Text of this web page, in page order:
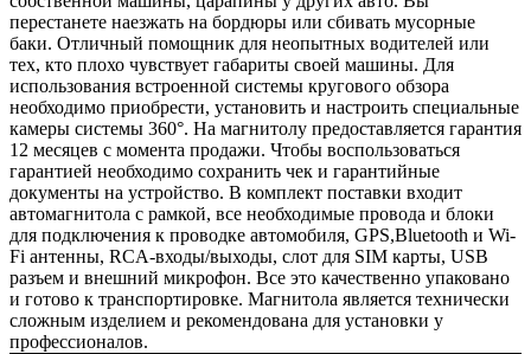
перестанете наезжать на бордюры или сбивать мусорные
баки. Отличный помощник для неопытных водителей или
тех, кто плохо чувствует габариты своей машины. Для
использования встроенной системы кругового обзора
необходимо приобрести, установить и настроить специальные
камеры системы 360°. На магнитолу предоставляется гарантия
12 месяцев с момента продажи. Чтобы воспользоваться
гарантией необходимо сохранить чек и гарантийные
документы на устройство. В комплект поставки входит
автомагнитола с рамкой, все необходимые провода и блоки
для подключения к проводке автомобиля, GPS,Bluetooth и Wi-
Fi антенны, RCA-входы/выходы, слот для SIM карты, USB
разъем и внешний микрофон. Все это качественно упаковано
и готово к транспортировке. Магнитола является технически
сложным изделием и рекомендована для установки у
профессионалов.